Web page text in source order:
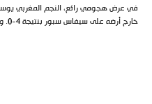
في عرض هجومي رائع، النجم المغربي
خارج أرضه على سيفاس سبور بنتيجة 4-0. وكان النصيري هو اللاعب الأبرز....